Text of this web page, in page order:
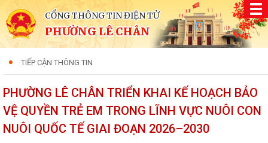
CỔNG THÔNG TIN ĐIỆN TỬ
PHƯỜNG LÊ CHÂN
TIẾP CẬN THÔNG TIN
PHƯỜNG LÊ CHÂN TRIỂN KHAI KẾ HOẠCH BẢO
VỆ QUYỀN TRẺ EM TRONG LĨNH VỰC NUÔI CON
NUÔI QUỐC TẾ GIAI ĐOẠN 2026–2030